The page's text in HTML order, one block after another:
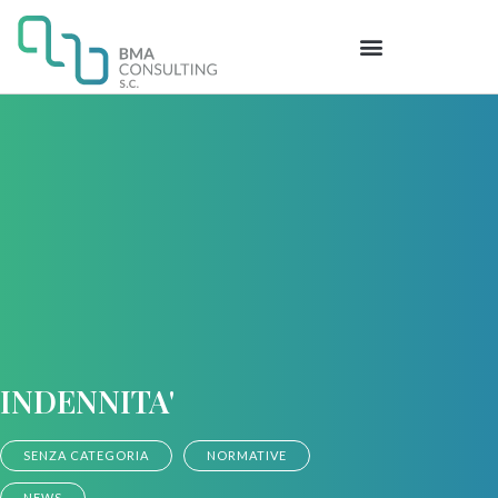
INDENNITA'
SENZA CATEGORIA NORMATIVE